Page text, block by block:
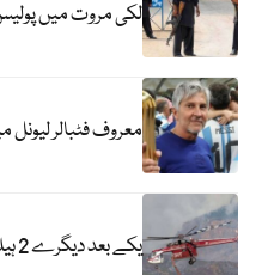
لکی مروت میں پولیس
معروف فٹبالر
یکے بعد دیگرے 2 ہیلی کاپٹر گر کر تباہ؛ متعدد ہلاکتیں